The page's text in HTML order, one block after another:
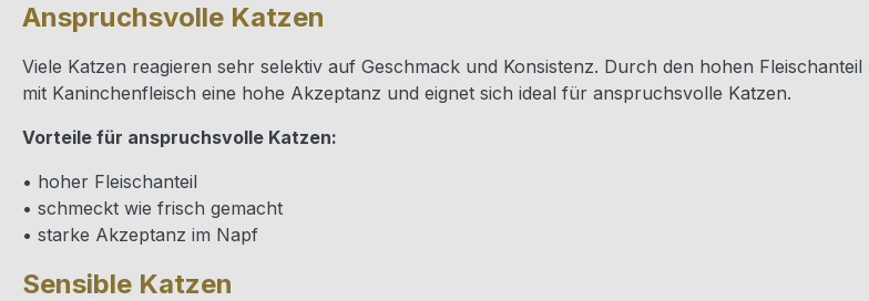
Anspruchsvolle Katzen
Viele Katzen reagieren sehr selektiv auf Geschmack und Konsistenz. Durch den hohen
mit Kaninchenfleisch eine hohe Akzeptanz und eignet sich ideal für anspruchsvolle Katzen.
Vorteile für anspruchsvolle Katzen:
• hoher Fleischanteil
• schmeckt wie frisch gemacht
• starke Akzeptanz im Napf
Sensible Katzen